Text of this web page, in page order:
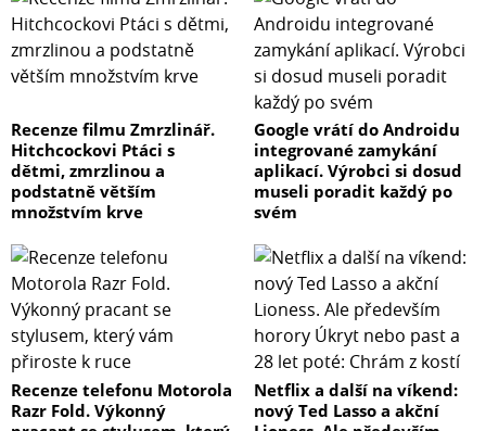
Recenze filmu Zmrzlinář.
Hitchcockovi Ptáci s
dětmi, zmrzlinou a
podstatně větším
množstvím krve
Google vrátí do Androidu
integrované zamykání
aplikací. Výrobci si dosud
museli poradit každý po
svém
Recenze telefonu Motorola
Razr Fold. Výkonný
Netflix a další na víkend:
nový Ted Lasso a akční